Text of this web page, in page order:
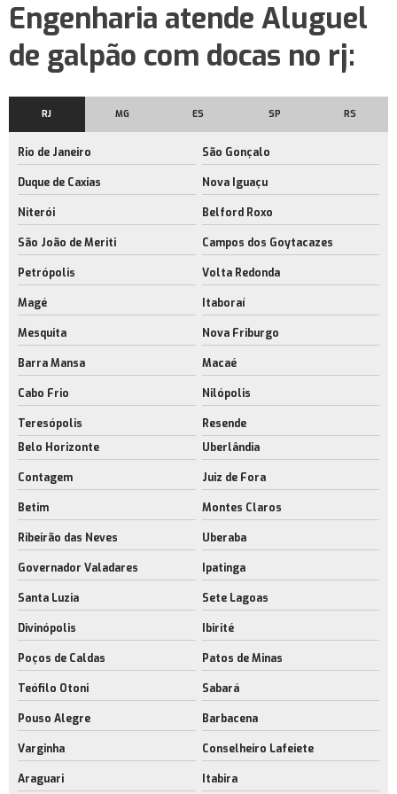
Locação de galpão de armazenamento no rj
Aluguel de barracão
Galpão logístico
Galpão logístico para alugar
Galpão logístico rio de janeiro
Locação de barracão
Aluguel de área de armazenagem no rj
Aluguel de barracão com docas
Empresa de aluguel de barracão com docas
Aluguel de barracão com docas no rio de janeiro
Aluguel de barracão rj
Aluguel de barracão no rio de janeiro
Aluguel de espaço industrial
Aluguel de espaço industrial no rj
Aluguel de espaço para estoque rj
Aluguel de espaço para fabricação rj
Aluguel de galpão com docas
Empresa de aluguel de galpão com docas
Aluguel de galpão com docas no rj
Locação de galpão com docas
Aluguel de galpão para indústria
Aluguel de galpão próximo ao aeroporto rj
Empresa de aluguel de galpão próximo ao aeroporto rj
Aluguel de galpão sustentável
Engenharia atende Aluguel
de galpão com docas no rj:
RJ MG ES SP RS
Rio de Janeiro São Gonçalo
Duque de Caxias Nova Iguaçu
Niterói Belford Roxo
São João de Meriti Campos dos Goytacazes
Petrópolis Volta Redonda
Magé Itaboraí
Mesquita Nova Friburgo
Barra Mansa Macaé
Cabo Frio Nilópolis
Teresópolis
Resende
Belo Horizonte
Uberlândia
Contagem Juiz de Fora
Betim Montes Claros
Ribeirão das Neves Uberaba
Governador Valadares Ipatinga
Santa Luzia Sete Lagoas
Divinópolis Ibirité
Poços de Caldas Patos de Minas
Teófilo Otoni Sabará
Pouso Alegre Barbacena
Varginha Conselheiro Lafeiete
Araguari Itabira